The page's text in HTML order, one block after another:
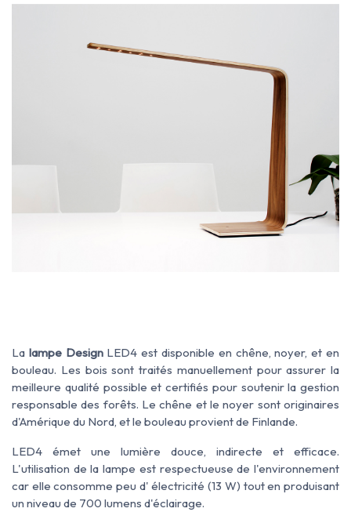
La lampe DesignLED4 est disponible en chêne, noyer, et en
bouleau. Les bois sont traités manuellement pour assurer la
meilleure qualité possible et certifiés pour soutenir la gestion
responsable des forêts. Le chêne et le noyer sont originaires
d'Amérique du Nord, et le bouleau provient de Finlande.
LED4 émet une lumière douce, indirecte et efficace.
L'utilisation de la lampe est respectueuse de l'environnement
car elle consomme peu d' électricité (13 W) tout en produisant
un niveau de 700 lumens d'éclairage.